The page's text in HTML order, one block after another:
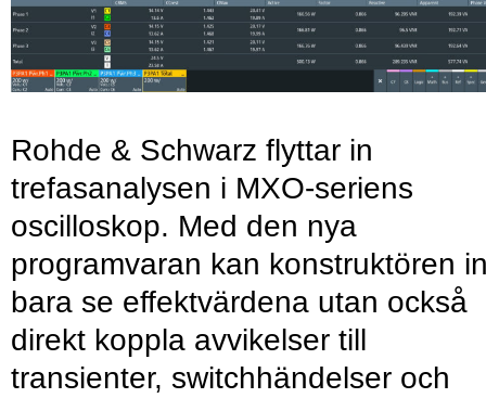
Rohde & Schwarz flyttar in
trefasanalysen i MXO-seriens
oscilloskop. Med den nya
programvaran kan konstruktören
bara se effektvärdena utan också
direkt koppla avvikelser till
transienter, switchhändelser och